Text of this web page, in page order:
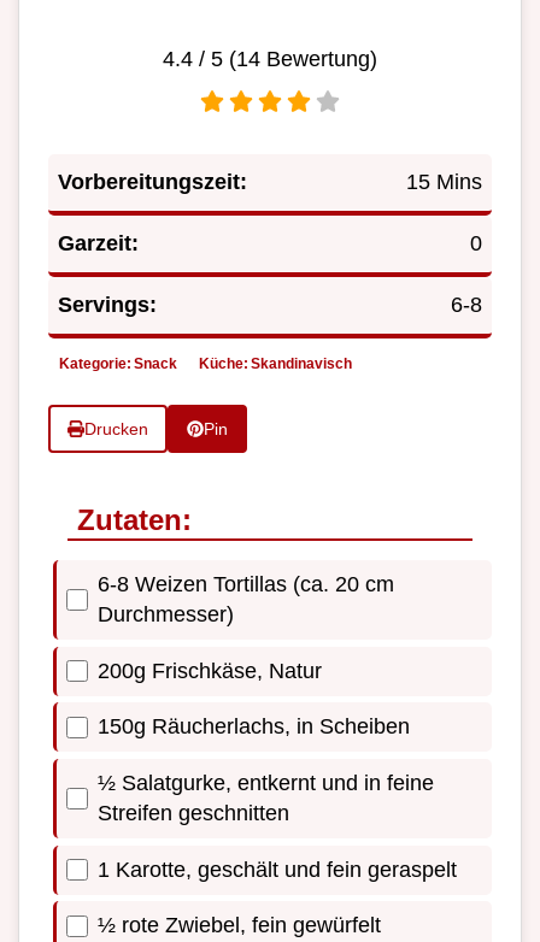
4.4 / 5 (14 Bewertung)
Vorbereitungszeit: 15 Mins
Garzeit: 0
Servings: 6-8
Kategorie: Snack Küche: Skandinavisch
Drucken Pin
Zutaten:
6-8 Weizen Tortillas (ca. 20 cm
Durchmesser)
200g Frischkäse, Natur
150g Räucherlachs, in Scheiben
½ Salatgurke, entkernt und in feine
Streifen geschnitten
1 Karotte, geschält und fein geraspelt
½ rote Zwiebel, fein gewürfelt